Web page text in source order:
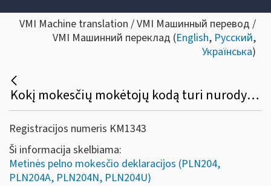
VMI Machine translation / VMI Машинный перевод /
VMI Машинний переклад (English, Русский,
Українська)
Kokį mokesčių mokėtojų kodą turi nurodyti užsienio vieneto filialas, veikiantis Lietuvoje per nuolatinę buveinę, teikdamas metinę pelno mokesčio deklaraciją?
Registracijos numeris KM1343
Ši informacija skelbiama:
Metinės pelno mokesčio deklaracijos (PLN204,
PLN204A, PLN204N, PLN204U)